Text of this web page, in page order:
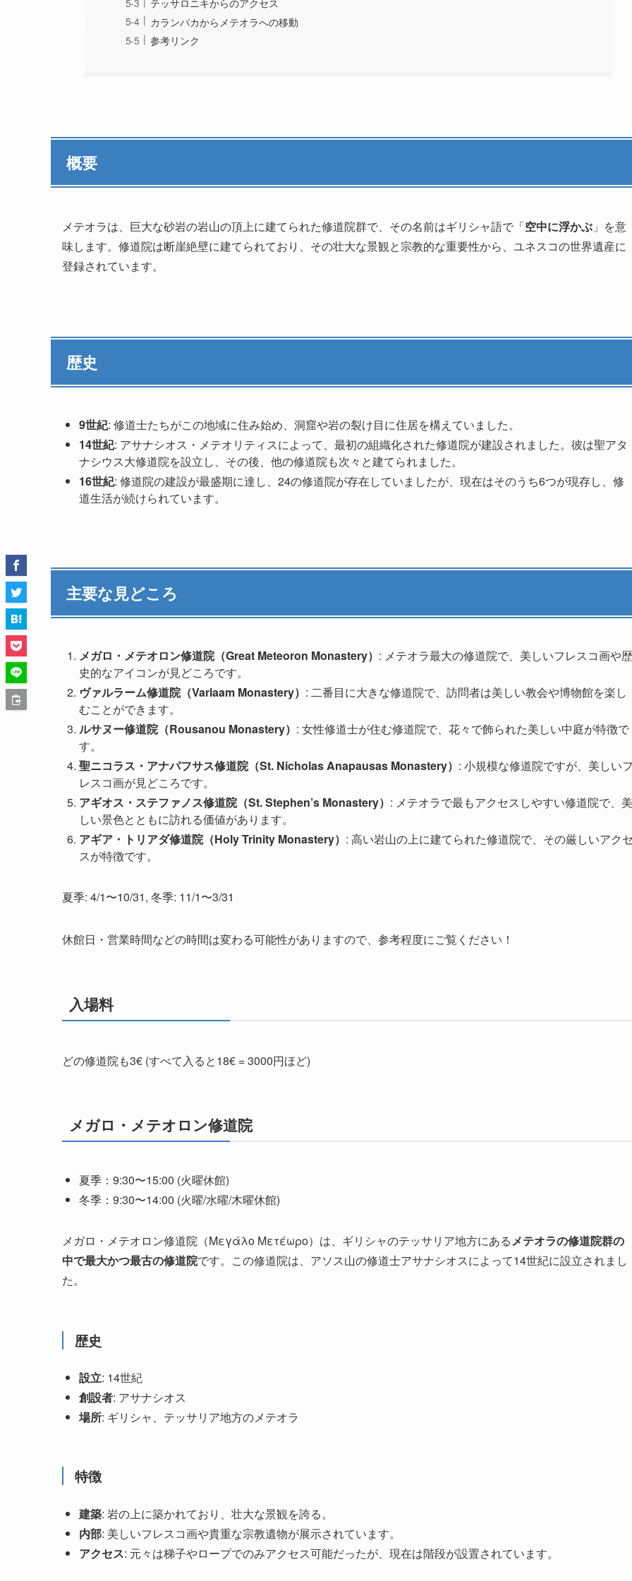
カランバカからメテオラへの移動
参考リンク
概要
メテオラは、巨大な砂岩の岩山の頂上に建てられた修道院群で、その名前はギリシャ語で「空中に浮かぶ 」を意
味します。修道院は断崖絶壁に建てられており、その壮大な景観と宗教的な重要性から、ユネスコの世界遺産に
登録されています。
歴史
9世紀: 修道士たちがこの地域に住み始め、洞窟や岩の裂け目に住居を構えていました。
14世紀: アサナシオス・メテオリティスによって、最初の組織化された修道院が建設されました。彼は聖アタ
ナシウス大修道院を設立し、その後、他の修道院も次々と建てられました。
16世紀: 修道院の建設が最盛期に達し、24の修道院が存在していましたが、現在はそのうち6つが現存し、修
道生活が続けられています。
主要な見どころ
メガロ・メテオロン修道院（Great Meteoron Monastery） : メテオラ最大の修道院で、美しいフレスコ画や歴
史的なアイコンが見どころです。
ヴァルラーム修道院（Varlaam Monastery） : 二番目に大きな修道院で、訪問者は美しい教会や博物館を楽し
むことができます。
ルサヌー修道院（Rousanou Monastery） : 女性修道士が住む修道院で、花々で飾られた美しい中庭が特徴で
す。
聖ニコラス・アナパフサス修道院（St. Nicholas Anapausas Monastery） : 小規模な修道院ですが、美しいフ
レスコ画が見どころです。
アギオス・ステファノス修道院（St. Stephen’s Monastery） : メテオラで最もアクセスしやすい修道院で、美
しい景色とともに訪れる価値があります。
アギア・トリアダ修道院（Holy Trinity Monastery） : 高い岩山の上に建てられた修道院で、その厳しいアクセ
スが特徴です。
夏季: 4/1〜10/31, 冬季: 11/1〜3/31
休館日・営業時間などの時間は変わる可能性がありますので、参考程度にご覧ください！
入場料
どの修道院も3€ (すべて入ると18€ = 3000円ほど)
メガロ・メテオロン修道院
夏季：9:30〜15:00 (火曜休館)
冬季：9:30〜14:00 (火曜/水曜/木曜休館)
メガロ・メテオロン修道院（Μεγάλο Μετέωρο）は、ギリシャのテッサリア地方にあるメテオラの修道院群の
中で最大かつ最古の修道院です。この修道院は、アソス山の修道士アサナシオスによって14世紀に設立されまし
た。
歴史
設立: 14世紀
創設者: アサナシオス
場所: ギリシャ、テッサリア地方のメテオラ
特徴
建築: 岩の上に築かれており、壮大な景観を誇る。
内部: 美しいフレスコ画や貴重な宗教遺物が展示されています。
アクセス: 元々は梯子やロープでのみアクセス可能だったが、現在は階段が設置されています。